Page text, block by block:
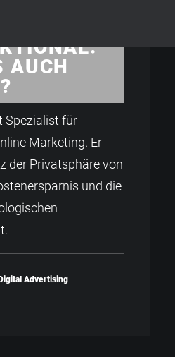
IST
AUCH
Spezialist für
Marketing. Er
der Privatsphäre von
und die
Digital Advertising